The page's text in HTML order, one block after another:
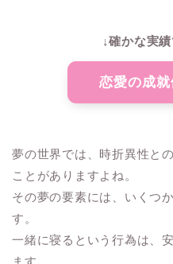
↓確かな実
恋愛の成
夢の世界では、時折異性と
ことがありますよね。
その夢の要素には、いくつ
す。
一緒に寝るという行為は、